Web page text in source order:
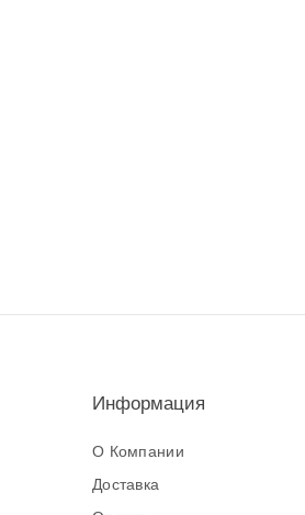
Информация
О Компании
Доставка